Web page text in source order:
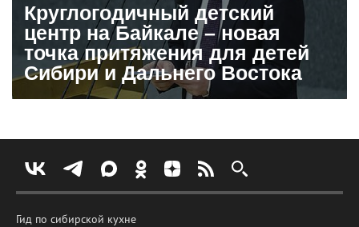
Круглогодичный детский
центр на Байкале – новая
точка притяжения для детей
Сибири и Дальнего Востока
Гид по сибирской кухне